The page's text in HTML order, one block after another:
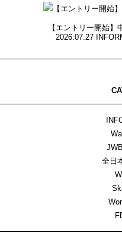
【エントリー開始
2026.07.27
全日